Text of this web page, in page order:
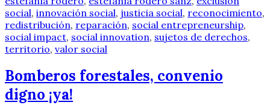
social, innovación social, justicia social, reconocimiento,
redistribución, reparación, social entrepreneurship,
social impact, social innovation, sujetos de derechos,
territorio, valor social
Bomberos forestales, convenio
digno ¡ya!